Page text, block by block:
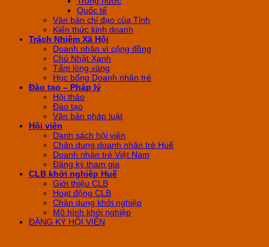
Quốc tế
Văn bản chỉ đạo của Tỉnh
Kiến thức kinh doanh
Trách Nhiệm Xã Hội
Doanh nhân vì cộng đồng
Chủ Nhật Xanh
Tấm lòng vàng
Học bổng Doanh nhân trẻ
Đào tạo – Pháp lý
Hội thảo
Đào tạo
Văn bản pháp luật
Hội viên
Danh sách hội viên
Chân dung doanh nhân trẻ Huế
Doanh nhân trẻ Việt Nam
Đăng ký tham gia
CLB khởi nghiệp Huế
Giới thiệu CLB
Hoạt động CLB
Chân dung khởi nghiệp
Mô hình khởi nghiệp
ĐĂNG KÝ HỘI VIÊN